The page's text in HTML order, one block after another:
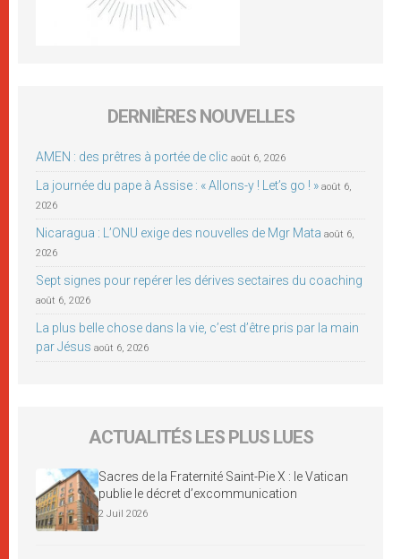
DERNIÈRES NOUVELLES
AMEN : des prêtres à portée de clic août 6, 2026
La journée du pape à Assise : « Allons-y ! Let’s go ! » août 6,
2026
Nicaragua : L’ONU exige des nouvelles de Mgr Mata août 6,
2026
Sept signes pour repérer les dérives sectaires du coaching
août 6, 2026
La plus belle chose dans la vie, c’est d’être pris par la main
par Jésus août 6, 2026
ACTUALITÉS LES PLUS LUES
Sacres de la Fraternité Saint-Pie X : le Vatican
publie le décret d’excommunication
2 Juil 2026